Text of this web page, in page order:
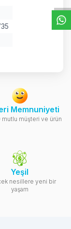
Memnuniyeti
mutlu müşteri ve ürün
Yeşil
nesillere yeni bir
yaşam